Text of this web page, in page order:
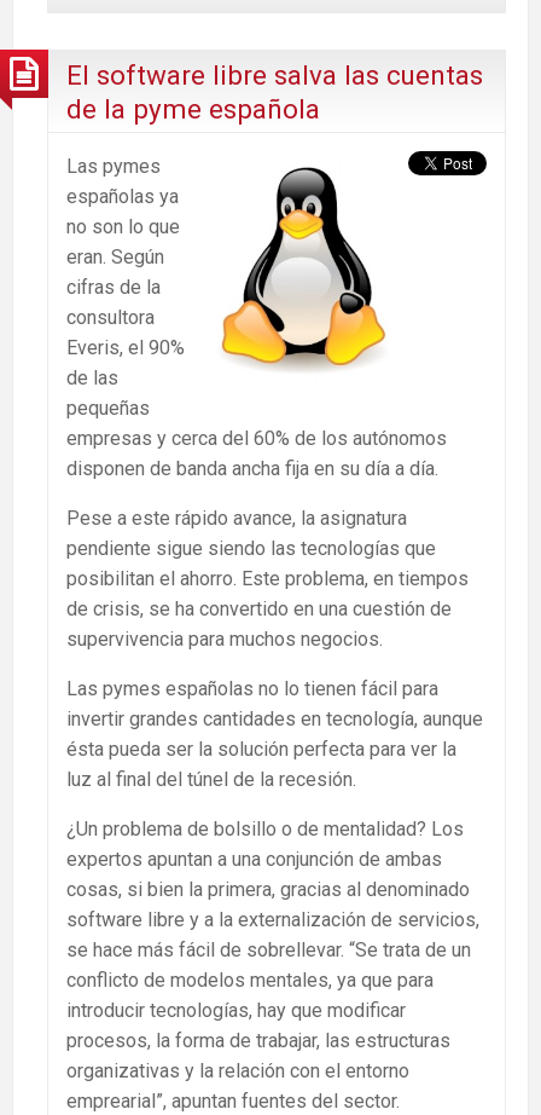
El software libre salva las cuentas
de la pyme española
Las pymes
españolas ya
no son lo que
eran. Según
cifras de la
consultora
Everis, el 90%
de las
pequeñas
empresas y cerca del 60% de los autónomos
disponen de banda ancha fija en su día a día.
Pese a este rápido avance, la asignatura
pendiente sigue siendo las tecnologías que
posibilitan el ahorro. Este problema, en tiempos
de crisis, se ha convertido en una cuestión de
supervivencia para muchos negocios.
Las pymes españolas no lo tienen fácil para
invertir grandes cantidades en tecnología, aunque
ésta pueda ser la solución perfecta para ver la
luz al final del túnel de la recesión.
¿Un problema de bolsillo o de mentalidad? Los
expertos apuntan a una conjunción de ambas
cosas, si bien la primera, gracias al denominado
software libre y a la externalización de servicios,
se hace más fácil de sobrellevar. “Se trata de un
conflicto de modelos mentales, ya que para
introducir tecnologías, hay que modificar
procesos, la forma de trabajar, las estructuras
organizativas y la relación con el entorno
emprearial”, apuntan fuentes del sector.